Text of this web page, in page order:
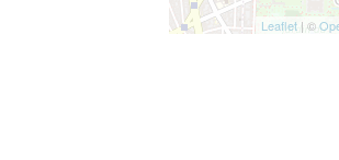
Leaflet | ©